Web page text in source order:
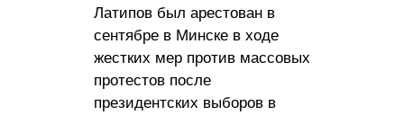
Латипов был арестован в
сентябре в Минске в ходе
жестких мер против массовых
протестов после
президентских выборов в